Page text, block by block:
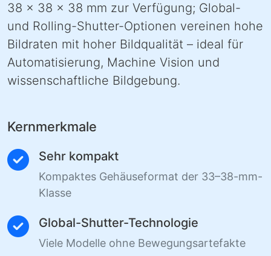
38 × 38 × 38 mm zur Verfügung; Global-
und Rolling-Shutter-Optionen vereinen hohe
Bildraten mit hoher Bildqualität – ideal für
Automatisierung, Machine Vision und
wissenschaftliche Bildgebung.
Kernmerkmale
Sehr kompakt
Kompaktes Gehäuseformat der 33–38-mm-
Klasse
Global-Shutter-Technologie
Viele Modelle ohne Bewegungsartefakte